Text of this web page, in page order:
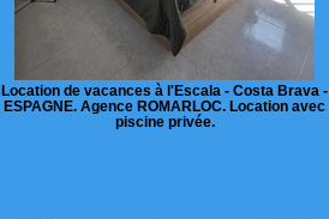
Location de vacances à l'Escala - Costa Brava -
ESPAGNE. Agence ROMARLOC. Location avec
piscine privée.